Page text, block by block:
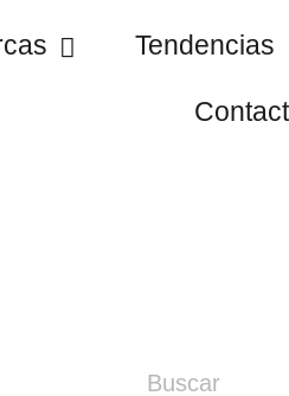
Tendencias